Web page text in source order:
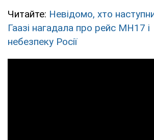
Читайте: Невідомо, хто
Гаазі нагадала про рейс МН17 і
небезпеку Росії